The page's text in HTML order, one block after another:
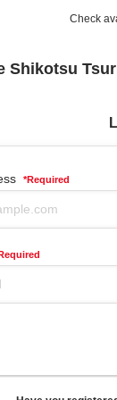
Check
Shikotsu
*Required
Required